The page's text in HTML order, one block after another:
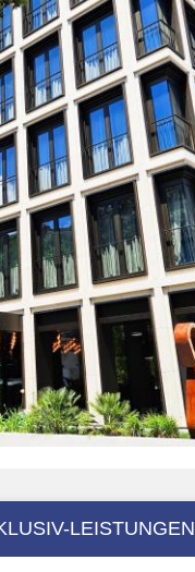
LEISTUNGEN